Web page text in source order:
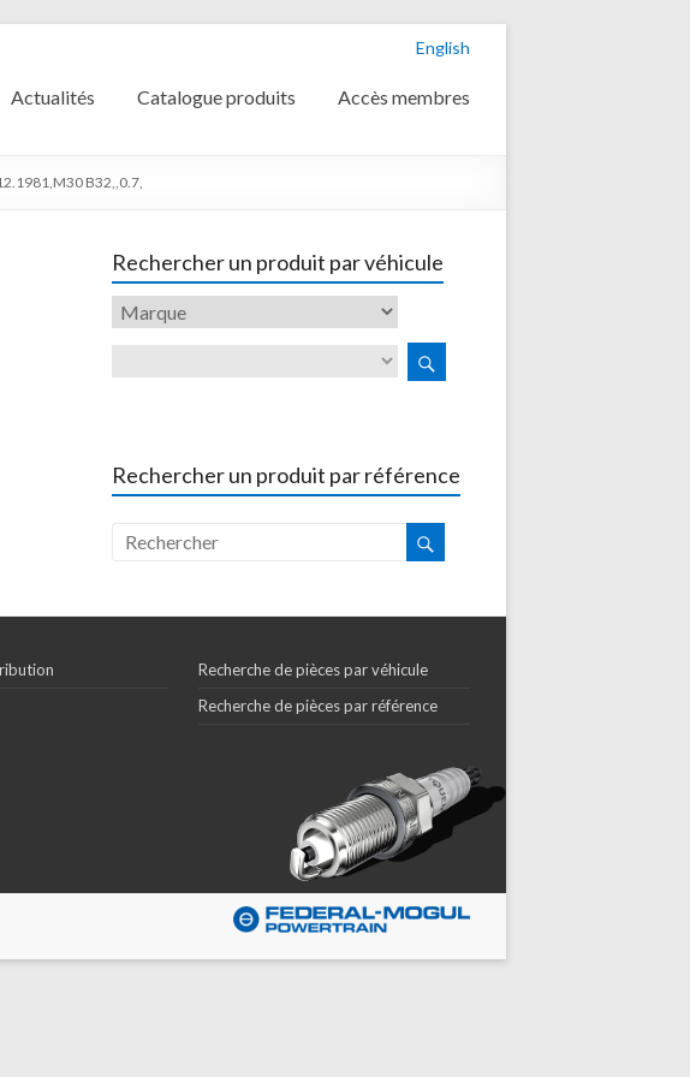
English
Actualités Catalogue produits Accès membres
B32,,0.7,
Rechercher un produit par véhicule
Rechercher un produit par référence
Recherche de pièces par véhicule
Recherche de pièces par référence